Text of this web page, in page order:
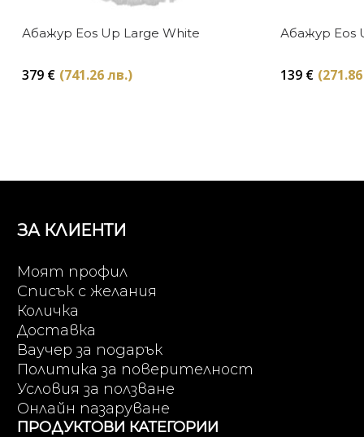
Абажур Eos Up Large White
379 € (741.26 лв.)
Абажур Eos
139 €
ЗА КЛИЕНТИ
Моят профил
Списък с желания
Количка
Доставка
Ваучер за подарък
Политика за поверителност
Условия за ползване
Онлайн пазаруване
ПРОДУКТОВИ КАТЕГОРИИ